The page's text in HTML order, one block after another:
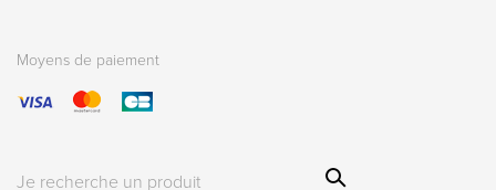
Moyens de paiement
Résultat(s)
Sear
ch